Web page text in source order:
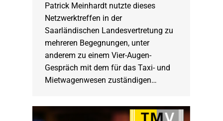
Patrick Meinhardt nutzte dieses
Netzwerktreffen in der
Saarländischen Landesvertretung zu
mehreren Begegnungen, unter
anderem zu einem Vier-Augen-
Gespräch mit dem für das Taxi- und
Mietwagenwesen zuständigen…